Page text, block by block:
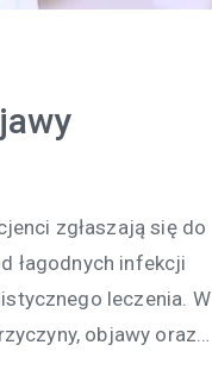
zgłaszają się do
łagodnych infekcji
leczenia. W
objawy oraz…